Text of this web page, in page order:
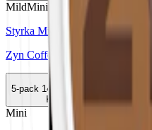
MildMini
Styrka Mild · Mini
Zyn Coffee Mini 2
5-pack 149,50 kr
Köp
Mini